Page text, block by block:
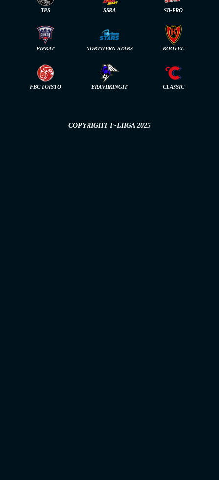
TPS SSRA SB-PRO
PIRKAT NORTHERN STARS KOOVEE
FBC LOISTO ERÄVIIKINGIT CLASSIC
COPYRIGHT F-LIIGA 2025